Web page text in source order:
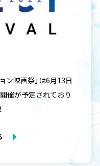
ン映画祭」は6月13日
催が予定されており